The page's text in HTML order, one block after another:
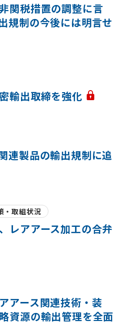
関税措置の調整に言
規制の今後には明言せ
輸出取締を強化
連製品の輸出規制に追
・取組状況
レアアース加工の合弁
アース関連技術・装
資源の輸出管理を全面